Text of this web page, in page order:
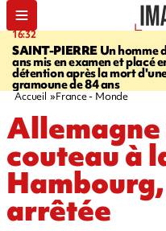
16:32
SAINT-PIERREUn homme
ans mis en examen et placé
détention après la mort
gramoune de 84 ans
Accueil France - Monde
couteau à
arrêtée